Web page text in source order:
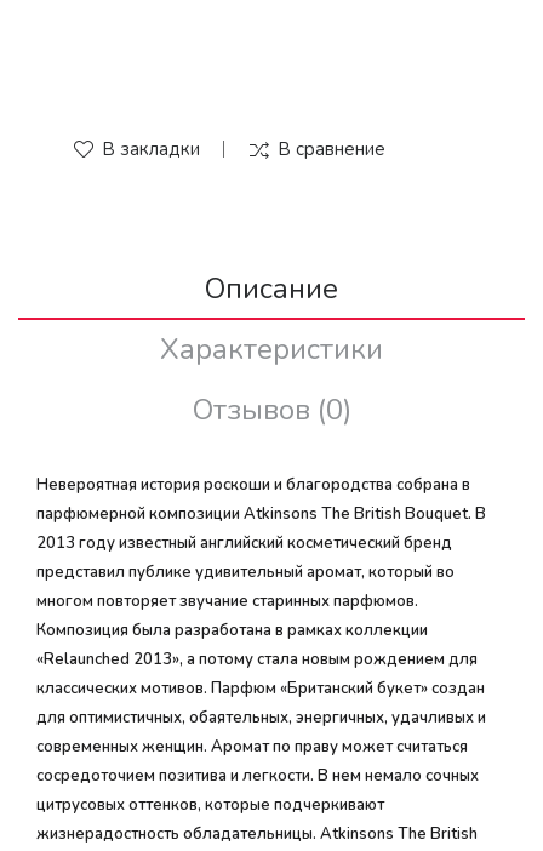
В закладки В сравнение
Описание
Характеристики
Отзывов (0)
Невероятная история роскоши и благородства собрана в
парфюмерной композиции Atkinsons The British Bouquet. В
2013 году известный английский косметический бренд
представил публике удивительный аромат, который во
многом повторяет звучание старинных парфюмов.
Композиция была разработана в рамках коллекции
«Relaunched 2013», а потому стала новым рождением для
классических мотивов. Парфюм «Британский букет» создан
для оптимистичных, обаятельных, энергичных, удачливых и
современных женщин. Аромат по праву может считаться
сосредоточием позитива и легкости. В нем немало сочных
цитрусовых оттенков, которые подчеркивают
жизнерадостность обладательницы. Atkinsons The British